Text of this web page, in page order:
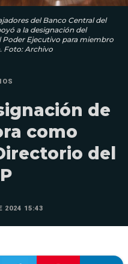
del Banco Central del
a la designación del
Ejecutivo para miembro
Foto: Archivo
de
como
del
2024 15:43